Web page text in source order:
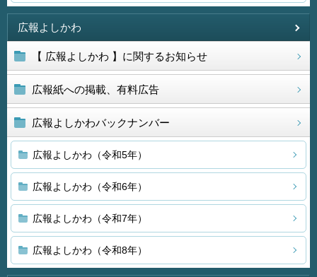
広報よしかわ
【 広報よしかわ 】に関するお知らせ
広報紙への掲載、有料広告
広報よしかわバックナンバー
広報よしかわ（令和5年）
広報よしかわ（令和6年）
広報よしかわ（令和7年）
広報よしかわ（令和8年）